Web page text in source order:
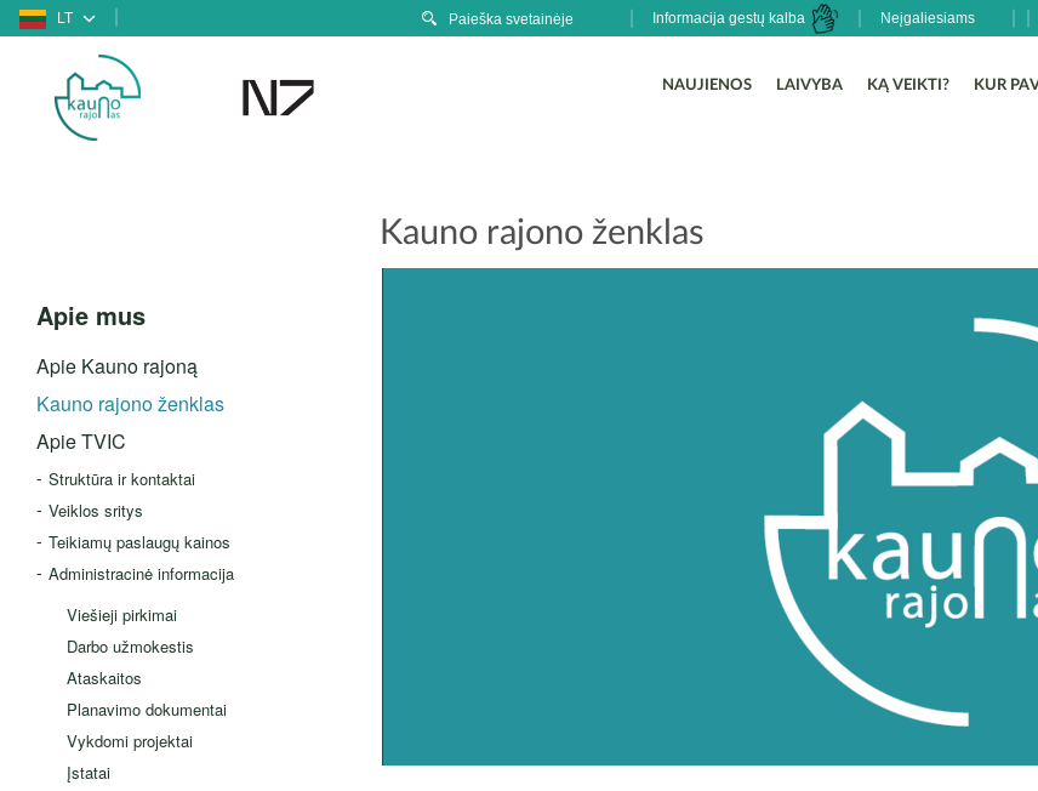
LT Neįgaliesiams
Informacija gestų kalba
NAUJIENOS LAIVYBA KĄ VEIKTI? KUR
Apie mus
Apie Kauno rajoną
Kauno rajono ženklas
Apie TVIC
Struktūra ir kontaktai
Veiklos sritys
Teikiamų paslaugų kainos
Administracinė informacija
Viešieji pirkimai
Darbo užmokestis
Ataskaitos
Planavimo dokumentai
Vykdomi projektai
Įstatai
Kauno rajono ženklas